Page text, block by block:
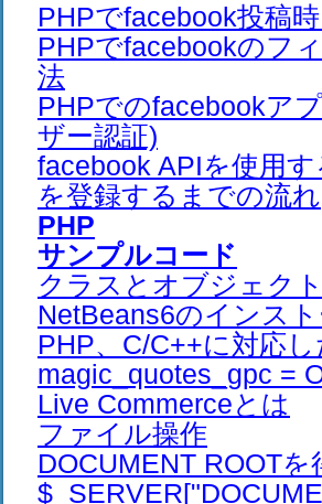
PHPでfacebook投稿
PHPでfacebookのフ
法
PHPでのfacebookア
ザー認証)
facebook APIを使用
を登録するまでの流れ
PHP
サンプルコード
クラスとオブジェクト
NetBeans6のインス
PHP、C/C++に対応
magic_quotes_gpc =
Live Commerceとは
ファイル操作
DOCUMENT ROOTを